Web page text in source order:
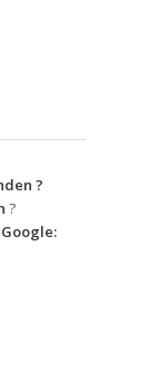
?
?
Google: